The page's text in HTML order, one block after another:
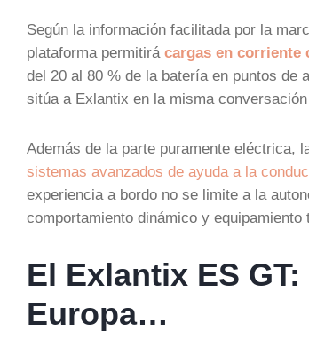
Según la información facilitada por la
plataforma permitirá cargas en corriente
del 20 al 80 % de la batería en puntos de
sitúa a Exlantix en la misma
Además de la parte puramente eléctrica,
sistemas avanzados de ayuda a la
experiencia a bordo no se limite a la
comportamiento dinámico y equipamiento
El Exlantix ES
Europa…